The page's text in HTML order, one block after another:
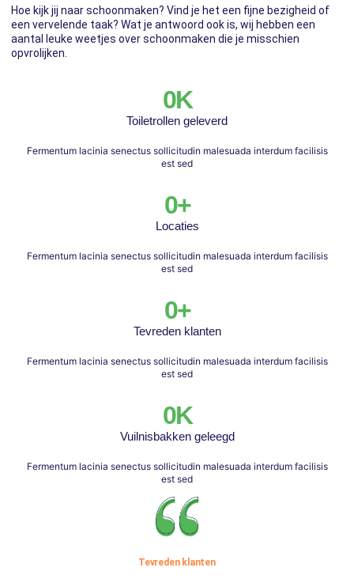
Hoe kijk jij naar schoonmaken? Vind je het een fijne bezigheid of
een vervelende taak? Wat je antwoord ook is, wij hebben een
aantal leuke weetjes over schoonmaken die je misschien
opvrolijken.
Toiletrollen geleverd
0K
Fermentum lacinia senectus sollicitudin malesuada interdum facilisis
est sed
Locaties
0+
Fermentum lacinia senectus sollicitudin malesuada interdum facilisis
est sed
Tevreden klanten
0+
Fermentum lacinia senectus sollicitudin malesuada interdum facilisis
est sed
Vuilnisbakken geleegd
0K
Fermentum lacinia senectus sollicitudin malesuada interdum facilisis
est sed
Tevreden klanten